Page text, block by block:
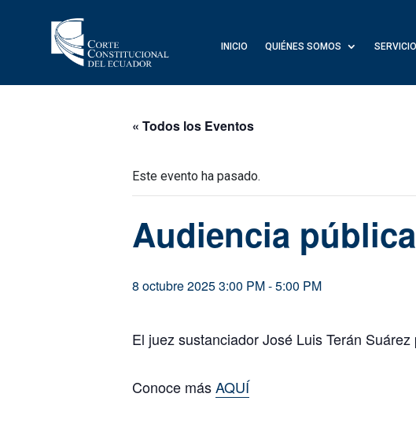
INICIO QUIÉNES SOMOS
« Todos los Eventos
Este evento ha pasado.
Audiencia
8 octubre 2025 3:00 PM-5:00 PM
El juez sustanciador José Luis Terán
Conoce másAQUÍ